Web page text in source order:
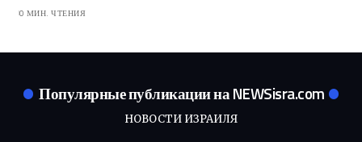
0 МИН. ЧТЕНИЯ
Популярные публикации на NEWSisra.com
НОВОСТИ ИЗРАИЛЯ